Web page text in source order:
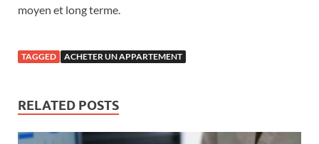
moyen et long terme.
TAGGED ACHETER UN APPARTEMENT
RELATED POSTS